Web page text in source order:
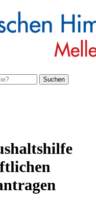
Suchen